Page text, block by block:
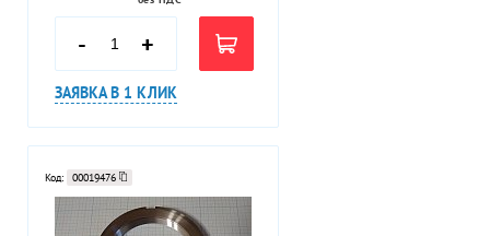
- +
ЗАЯВКА В 1 КЛИК
Код: 00019476